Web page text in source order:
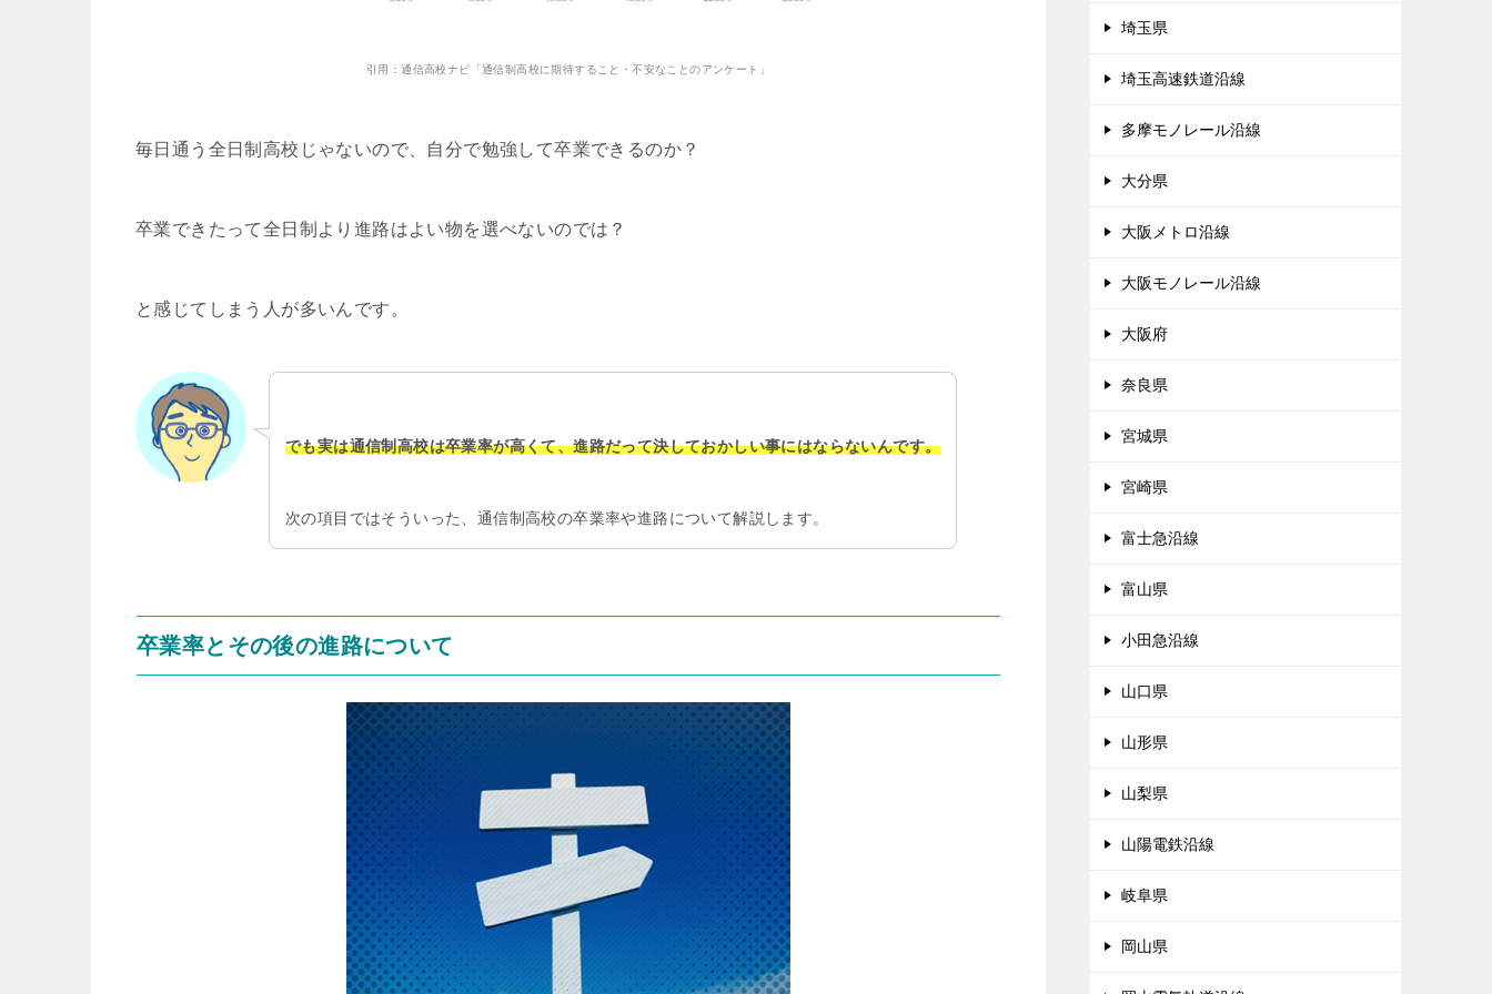
引用：通信高校ナビ「通信制高校に期待すること・不安なことのアンケート」
毎日通う全日制高校じゃないので、自分で勉強して卒業できるのか？
卒業できたって全日制より進路はよい物を選べないのでは？
と感じてしまう人が多いんです。
でも実は通信制高校は卒業率が高くて、進路だって決しておかしい事にはならないんです。
次の項目ではそういった、通信制高校の卒業率や進路について解説します。
卒業率とその後の進路について
埼玉県
埼玉高速鉄道沿線
多摩モノレール沿線
大分県
大阪メトロ沿線
大阪モノレール沿線
大阪府
奈良県
宮城県
宮崎県
富士急沿線
富山県
小田急沿線
山口県
山形県
山梨県
山陽電鉄沿線
岐阜県
岡山県